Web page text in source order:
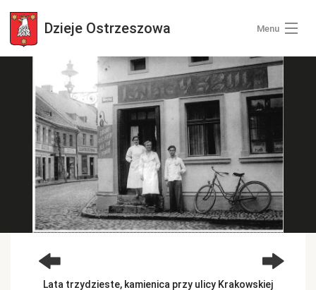
Dzieje Ostrzeszowa Menu
Wszystkie zdjęcia
Kategorie zdjęć
Zaloguj się
+ Dodaj zdjęcia
Lata trzydzieste, kamienica przy ulicy Krakowskiej